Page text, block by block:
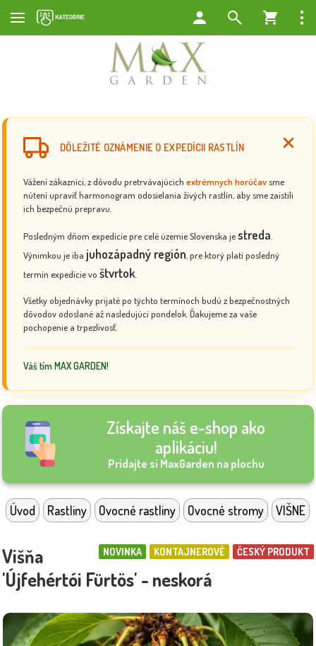
DÔLEŽITÉ OZNÁMENIE O EXPEDÍCII RASTLÍN
Vážení zákazníci, z dôvodu pretrvávajúcich extrémnych horúčav sme
nútení upraviť harmonogram odosielania živých rastlín, aby sme zaistili
ich bezpečnú prepravu.
Posledným dňom expedície pre celé územie Slovenska jestreda
Výnimkou je iba juhozápadný región , pre ktorý platí posledný
termín expedície vo štvrtok
Všetky objednávky prijaté po týchto termínoch budú z bezpečnostných
dôvodov odoslané až nasledujúci pondelok. Ďakujeme za vaše
pochopenie a trpezlivosť.
Váš tím MAX GARDEN!
Získajte náš e-shop ako
aplikáciu!
Pridajte si MaxGarden na plochu
Úvod Rastliny Ovocné rastliny Ovocné stromy VIŠNE
ČESKÝ PRODUKT
KONTAJNEROVÉ
NOVINKA
Višňa
'Újfehértói Fürtös' - neskorá